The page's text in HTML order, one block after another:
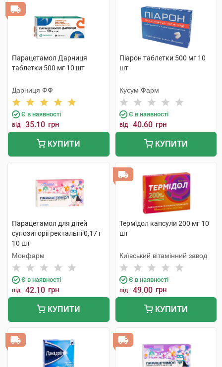
Парацетамол Дарниця
таблетки 500 мг 10 шт
Дарниця ФФ
Є в наявності
від 35.10 грн
КУПИТИ
Піарон таблетки 500 мг 10
шт
Кусум Фарм
Є в наявності
від 40.60 грн
КУПИТИ
Парацетамол для дітей
супозиторії ректальні 0,17 г
10 шт
Монфарм
Є в наявності
від 42.10 грн
КУПИТИ
Термідол капсули 200 мг 10
шт
Київський вітамінний завод
Є в наявності
від 49.00 грн
КУПИТИ